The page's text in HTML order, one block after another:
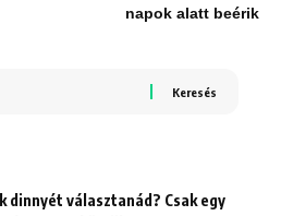
napok alatt beérik
dinnyét választanád? Csak egy